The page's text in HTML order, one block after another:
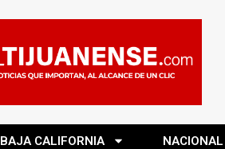
BAJA CALIFORNIA NACIONAL